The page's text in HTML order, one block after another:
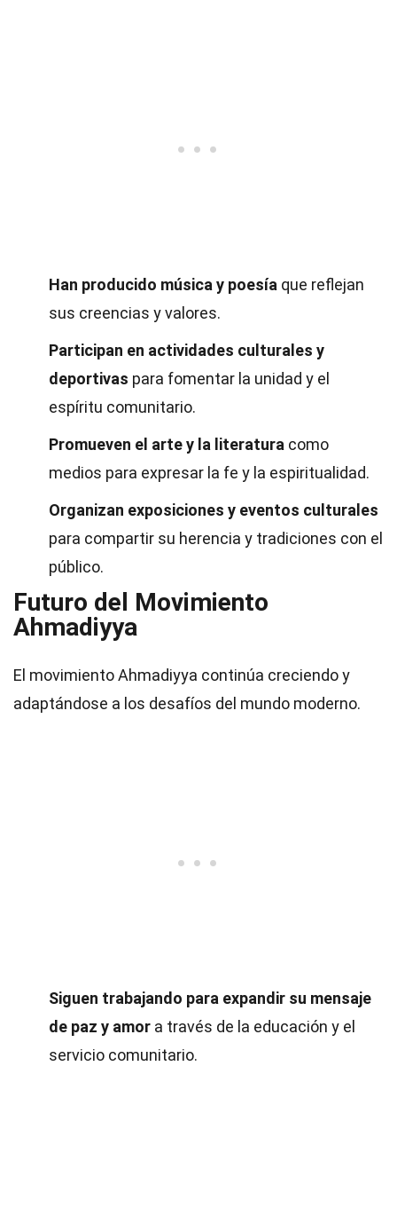
Han producido música y poesía que reflejan
sus creencias y valores.
Participan en actividades culturales y
deportivas para fomentar la unidad y el
espíritu comunitario.
Promueven el arte y la literatura como
medios para expresar la fe y la espiritualidad.
Organizan exposiciones y eventos culturales
para compartir su herencia y tradiciones con el
público.
Futuro del Movimiento
Ahmadiyya
El movimiento Ahmadiyya continúa creciendo y
adaptándose a los desafíos del mundo moderno.
Siguen trabajando para expandir su mensaje
de paz y amor a través de la educación y el
servicio comunitario.